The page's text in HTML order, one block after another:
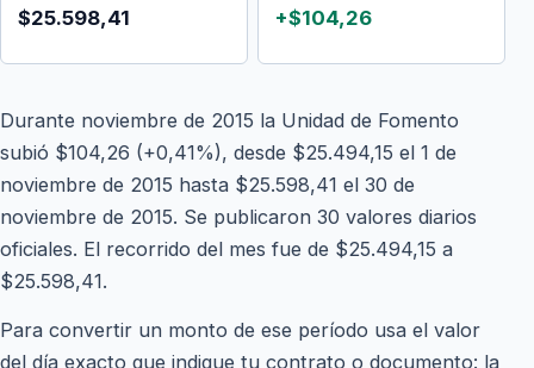
$25.598,41 +$104,26
Durante noviembre de 2015 la Unidad de Fomento
subió $104,26 (+0,41%), desde $25.494,15 el 1 de
noviembre de 2015 hasta $25.598,41 el 30 de
noviembre de 2015. Se publicaron 30 valores diarios
oficiales. El recorrido del mes fue de $25.494,15 a
$25.598,41.
Para convertir un monto de ese período usa el valor
del día exacto que indique tu contrato o documento: la